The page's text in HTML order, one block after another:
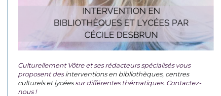
Culturellement Vôtre et ses rédacteurs spécialisés vous
proposent desinterventions en bibliothèques, centres
culturels et lycéessur différentes thématiques. Contactez-
nous !